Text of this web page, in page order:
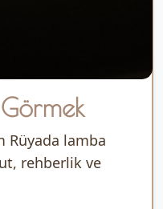
Rüyada lamba
rehberlik ve